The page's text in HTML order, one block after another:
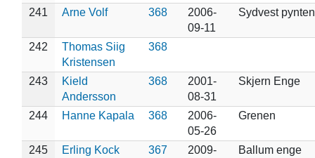
241
Arne Volf 368
2006-
09-11
Sydvest
242
Thomas Siig
Kristensen
368
243
Kield
Andersson
368
2001-
08-31
Skjern Enge
244 Hanne Kapala 368
2006-
05-26
Grenen
245
Erling Kock
367
2009-
Ballum enge